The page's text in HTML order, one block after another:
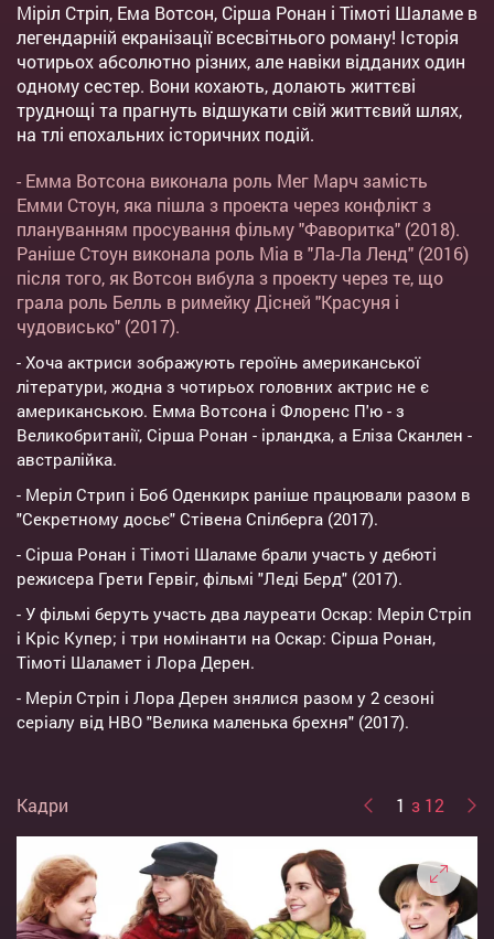
Міріл Стріп, Ема Вотсон, Сірша Ронан і Тімоті Шаламе в
легендарній екранізації всесвітнього роману! Історія
чотирьох абсолютно різних, але навіки відданих один
одному сестер. Вони кохають, долають життєві
труднощі та прагнуть відшукати свій життєвий шлях,
на тлі епохальних історичних подій.
- Емма Вотсона виконала роль Мег Марч замість
Емми Стоун, яка пішла з проекта через конфлікт з
плануванням просування фільму "Фаворитка" (2018).
Раніше Стоун виконала роль Міа в "Ла-Ла Ленд" (2016)
після того, як Вотсон вибула з проекту через те, що
грала роль Белль в римейку Дісней "Красуня і
чудовисько" (2017).
- Хоча актриси зображують героїнь американської
літератури, жодна з чотирьох головних актрис не є
американською. Емма Вотсона і Флоренс П'ю - з
Великобританії, Сірша Ронан - ірландка, а Еліза Сканлен -
австралійка.
- Меріл Стрип і Боб Оденкирк раніше працювали разом в
"Секретному досьє" Стівена Спілберга (2017).
- Сірша Ронан і Тімоті Шаламе брали участь у дебюті
режисера Грети Гервіг, фільмі "Леді Берд" (2017).
- У фільмі беруть участь два лауреати Оскар: Меріл Стріп
і Кріс Купер; і три номінанти на Оскар: Сірша Ронан,
Тімоті Шаламет і Лора Дерен.
- Меріл Стріп і Лора Дерен знялися разом у 2 сезоні
серіалу від HBO "Велика маленька брехня" (2017).
Кадри 1 з 12